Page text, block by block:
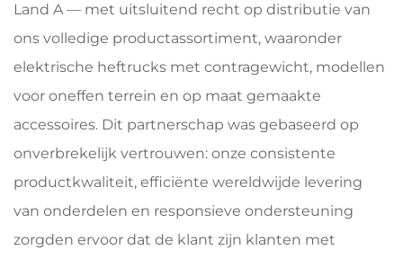
Land A — met uitsluitend recht op distributie van
ons volledige productassortiment, waaronder
elektrische heftrucks met contragewicht, modellen
voor oneffen terrein en op maat gemaakte
accessoires. Dit partnerschap was gebaseerd op
onverbrekelijk vertrouwen: onze consistente
productkwaliteit, efficiënte wereldwijde levering
van onderdelen en responsieve ondersteuning
zorgden ervoor dat de klant zijn klanten met